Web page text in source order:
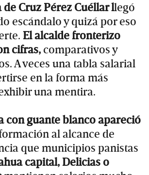
de Cruz Pérez Cuéllar llegó
escándalo y quizá por eso
El alcalde fronterizo
cifras, comparativos y
A veces una tabla salarial
en la forma más
una mentira.
con guante blanco apareció
al alcance de
que municipios panistas
capital, Delicias o